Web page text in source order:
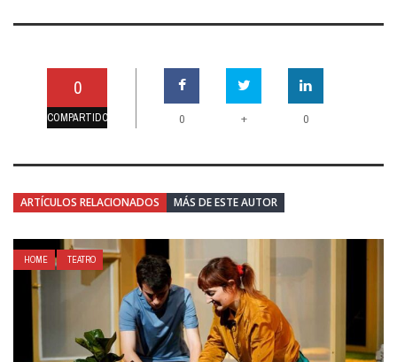
0
COMPARTIDO 0 + 0
ARTÍCULOS RELACIONADOS MÁS DE ESTE AUTOR
HOME TEATRO